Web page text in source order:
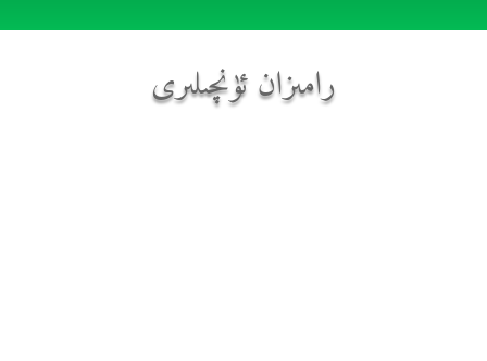
رامىزان ئۈنچىلىرى